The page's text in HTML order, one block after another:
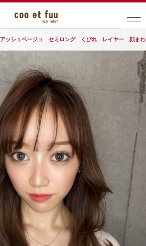
アッシュベージュ セミロング くびれ レイヤー 顔ま